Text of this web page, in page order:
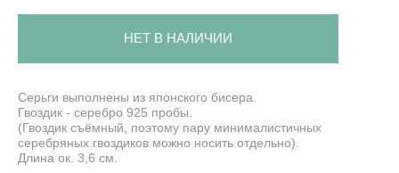
НЕТ В НАЛИЧИИ
Серьги выполнены из японского бисера.
Гвоздик - серебро 925 пробы.
(Гвоздик съёмный, поэтому пару минималистичных
серебряных гвоздиков можно носить отдельно).
Длина ок. 3,6 см.